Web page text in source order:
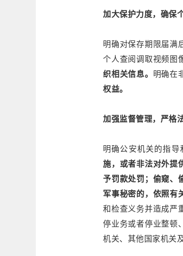
加大保护力度，确保
明确对保存期限届满
个人查阅调取视频图
织相关信息。 明确在
权益。
加强监督管理，严格
明确公安机关的指导
施，或者非法对外提
予罚款处罚；偷窥、
军事秘密的，依照有
和检查义务并造成严
停业务或者停业整顿
机关、其他国家机关